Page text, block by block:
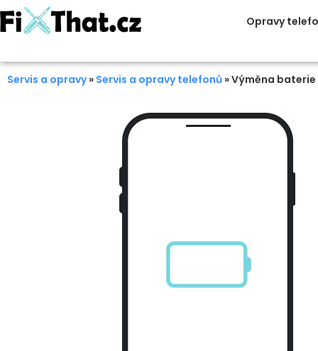
Opravy
Servis a opravy» Servis a opravy telefonů »Výměna baterie